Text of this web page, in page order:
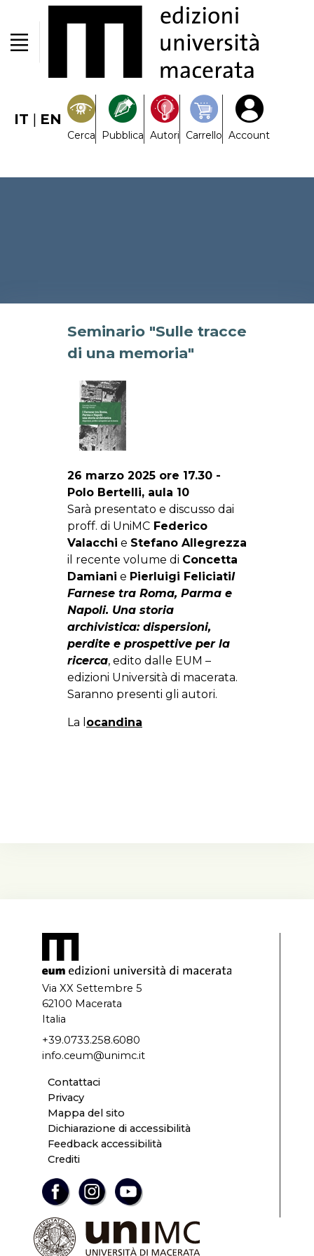
IT | EN
Cerca Pubblica Autori Carrello Account
Seminario "Sulle tracce
di una memoria"
26 marzo 2025 ore 17.30 -
Polo Bertelli, aula 10
Sarà presentato e discusso dai
proff. di UniMC Federico
Valacchi e Stefano Allegrezza
il recente volume di Concetta
Damiani e Pierluigi FeliciatiI
Farnese tra Roma, Parma e
Napoli. Una storia
archivistica: dispersioni,
perdite e prospettive per la
ricerca, edito dalle EUM –
edizioni Università di macerata.
Saranno presenti gli autori.
La l ocandina
Via XX Settembre 5
62100 Macerata
Italia
+39.0733.258.6080
info.ceum@unimc.it
Contattaci
Privacy
Mappa del sito
Dichiarazione di accessibilità
Feedback accessibilità
Crediti